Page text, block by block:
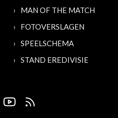
MAN OF THE MATCH
FOTOVERSLAGEN
SPEELSCHEMA
STAND EREDIVISIE